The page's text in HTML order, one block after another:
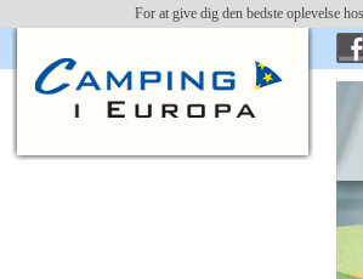
For at give dig den bedste oplevelse